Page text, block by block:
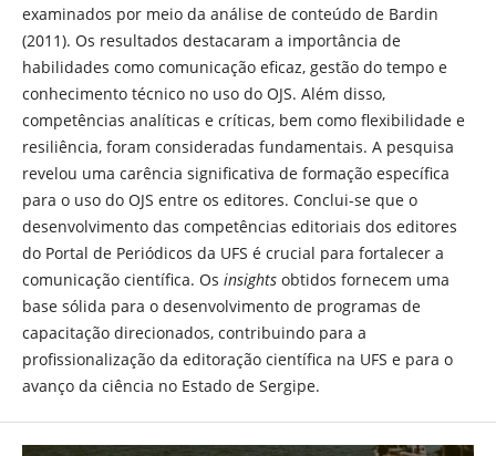
examinados por meio da análise de conteúdo de Bardin
(2011). Os resultados destacaram a importância de
habilidades como comunicação eficaz, gestão do tempo e
conhecimento técnico no uso do OJS. Além disso,
competências analíticas e críticas, bem como flexibilidade e
resiliência, foram consideradas fundamentais. A pesquisa
revelou uma carência significativa de formação específica
para o uso do OJS entre os editores. Conclui-se que o
desenvolvimento das competências editoriais dos editores
do Portal de Periódicos da UFS é crucial para fortalecer a
comunicação científica. Os insightsobtidos fornecem uma
base sólida para o desenvolvimento de programas de
capacitação direcionados, contribuindo para a
profissionalização da editoração científica na UFS e para o
avanço da ciência no Estado de Sergipe.